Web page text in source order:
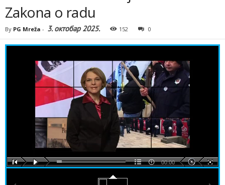
Zakona o radu
By PG Mreža - 3. октобар 2025. 152 0
00:00